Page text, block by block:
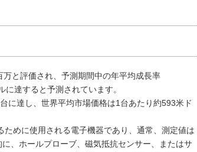
と評価され、予測期間中の年平均成長率
達すると予測されています。
に達し、世界平均市場価格は1台あたり約593米ド
めに使用される電子機器であり、通常、測定値は
、ホールプローブ、磁気抵抗センサー、またはサ